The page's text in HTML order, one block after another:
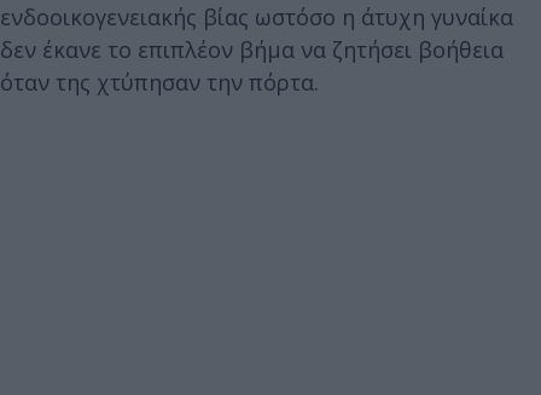
ενδοοικογενειακής βίας ωστόσο η άτυχη γυναίκα
δεν έκανε το επιπλέον βήμα να ζητήσει βοήθεια
όταν της χτύπησαν την πόρτα.